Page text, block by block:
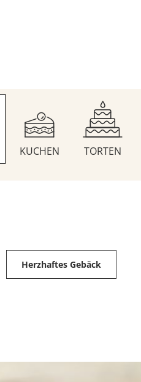
KUCHEN TORTEN
Herzhaftes Gebäck